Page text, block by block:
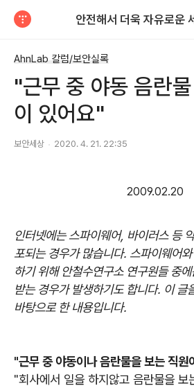
안전해서 더욱 자유로운
AhnLab 칼럼/보안실록
"근무 중 야동 음란
이 있어요"
보안세상 2020. 4. 21. 22:35
2009.02.20
인터넷에는 스파이웨어, 바이러스 등
포되는 경우가 많습니다. 스파이웨어
하기 위해 안철수연구소 연구원들 중
받는 경우가 발생하기도 합니다. 이 글
바탕으로 한 내용입니다.
"근무 중 야동이나 음란물을 보는 직원
"회사에서 일을 하지않고 음란물을 보